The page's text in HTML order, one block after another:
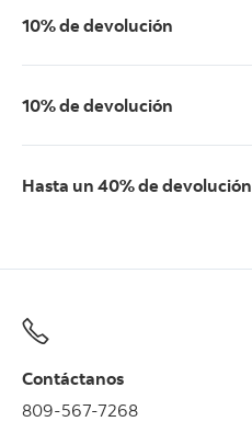
10% de devolución
10% de devolución
Hasta un 40% de devolución
Contáctanos
809-567-7268